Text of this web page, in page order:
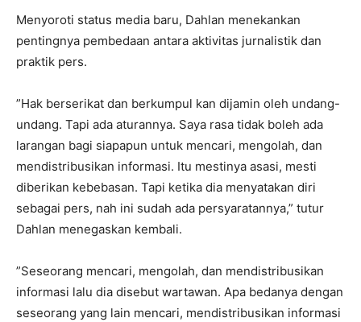
‎Menyoroti status media baru, Dahlan menekankan
pentingnya pembedaan antara aktivitas jurnalistik dan
praktik pers.
‎”Hak berserikat dan berkumpul kan dijamin oleh undang-
undang. Tapi ada aturannya. Saya rasa tidak boleh ada
larangan bagi siapapun untuk mencari, mengolah, dan
mendistribusikan informasi. Itu mestinya asasi, mesti
diberikan kebebasan. Tapi ketika dia menyatakan diri
sebagai pers, nah ini sudah ada persyaratannya,” tutur
Dahlan menegaskan kembali.
‎”Seseorang mencari, mengolah, dan mendistribusikan
informasi lalu dia disebut wartawan. Apa bedanya dengan
seseorang yang lain mencari, mendistribusikan informasi